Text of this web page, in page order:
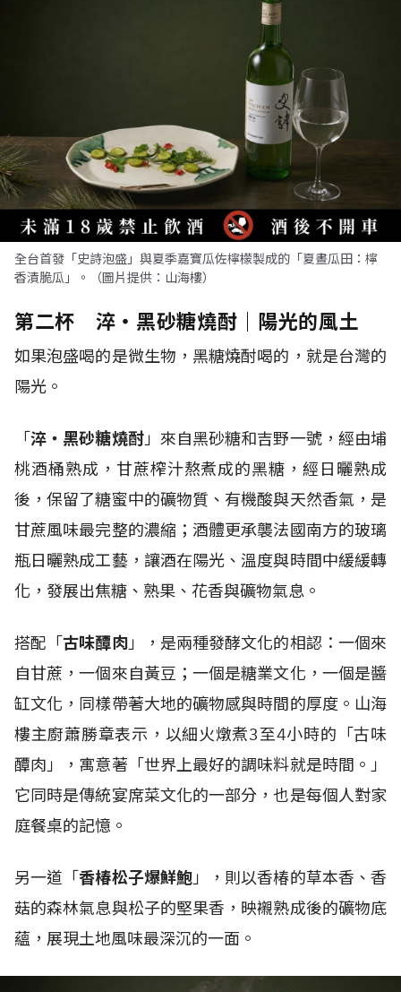
全台首發「史詩泡盛」與夏季嘉寶瓜佐檸檬製成的「夏晝瓜田：檸
香漬脆瓜」。（圖片提供：山海樓）
第二杯 淬・黑砂糖燒酎｜陽光的風土
如果泡盛喝的是微生物，黑糖燒酎喝的，就是台灣的
陽光。
「淬・黑砂糖燒酎」來自黑砂糖和吉野一號，經由埔
桃酒桶熟成，甘蔗榨汁熬煮成的黑糖，經日曬熟成
後，保留了糖蜜中的礦物質、有機酸與天然香氣，是
甘蔗風味最完整的濃縮；酒體更承襲法國南方的玻璃
瓶日曬熟成工藝，讓酒在陽光、溫度與時間中緩緩轉
化，發展出焦糖、熟果、花香與礦物氣息。
搭配「古味醰肉」，是兩種發酵文化的相認：一個來
自甘蔗，一個來自黃豆；一個是糖業文化，一個是醬
缸文化，同樣帶著大地的礦物感與時間的厚度。山海
樓主廚蕭勝章表示，以細火燉煮3至4小時的「古味
醰肉」，寓意著「世界上最好的調味料就是時間。」
它同時是傳統宴席菜文化的一部分，也是每個人對家
庭餐桌的記憶。
另一道「香椿松子爆鮮鮑」，則以香椿的草本香、香
菇的森林氣息與松子的堅果香，映襯熟成後的礦物底
蘊，展現土地風味最深沉的一面。